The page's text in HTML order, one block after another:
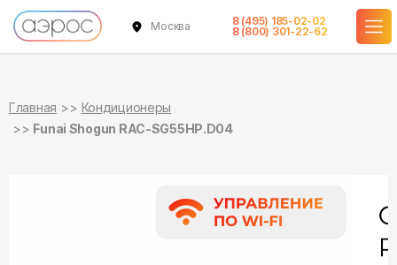
Москва
8 (495) 185-02-02
8 (800) 301-22-62
Главная
Кондиционеры
Funai Shogun RAC-SG55HP.D04
в наличии
в наличии